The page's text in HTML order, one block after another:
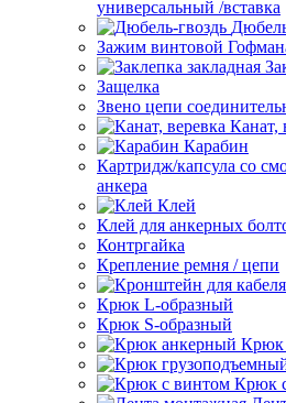
универсальный /вставка
Зажим винтовой
Защелка
Звено цепи
Канат,
Карабин
Картридж/капсула со
анкера
Клей
Клей для анкерных
Контргайка
Крепление ремня / цепи
Крюк L-образный
Крюк S-образный
Крюк
Крюк